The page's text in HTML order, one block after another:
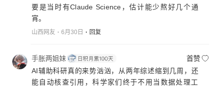
要是当时有Claude Science，估计能少熬好几个通
宵。
山西网友 6月30日 回复
手胀两姐妹
首赞
AI辅助科研真的来势汹汹，从两年综述缩到几周，还
能自动核查引用，科学家们终于不用当数据处理工